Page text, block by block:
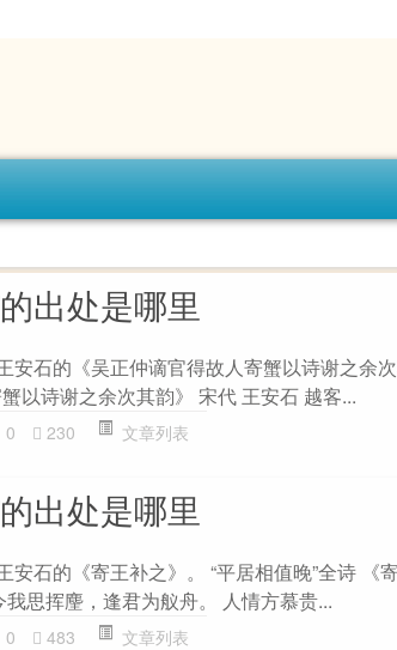
出处是哪里
安石的《吴正仲谪官得故人寄蟹以诗谢之余
以诗谢之余次其韵》 宋代 王安石 越客...
0 230 文章列表
出处是哪里
安石的《寄王补之》。 “平居相值晚”全诗 《
思挥麈，逢君为舣舟。 人情方慕贵...
0 483 文章列表